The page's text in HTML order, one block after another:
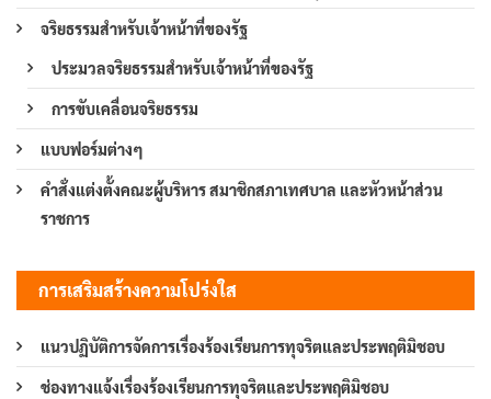
จริยธรรมสำหรับเจ้าหน้าที่ของรัฐ
ประมวลจริยธรรมสำหรับเจ้าหน้าที่ของรัฐ
การขับเคลื่อนจริยธรรม
แบบฟอร์มต่างๆ
คำสั่งแต่งตั้งคณะผู้บริหาร สมาชิกสภาเทศบาล และหัวหน้าส่วน
ราชการ
การเสริมสร้างความโปร่งใส
แนวปฏิบัติการจัดการเรื่องร้องเรียนการทุจริตและประพฤติมิชอบ
ช่องทางแจ้งเรื่องร้องเรียนการทุจริตและประพฤติมิชอบ